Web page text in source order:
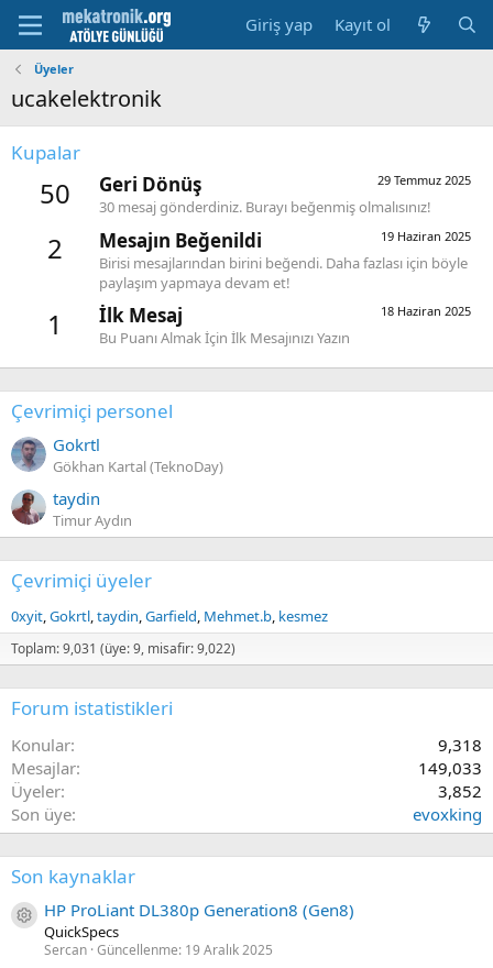
Giriş yap Kayıt ol
Üyeler
ucakelektronik
Kupalar
50 29 Temmuz 2025
Geri Dönüş
30 mesaj gönderdiniz. Burayı beğenmiş olmalısınız!
2 19 Haziran 2025
Mesajın Beğenildi
Birisi mesajlarından birini beğendi. Daha fazlası için böyle
paylaşım yapmaya devam et!
1 18 Haziran 2025
İlk Mesaj
Bu Puanı Almak İçin İlk Mesajınızı Yazın
Çevrimiçi personel
Gokrtl
Gökhan Kartal (TeknoDay)
taydin
Timur Aydın
Çevrimiçi üyeler
0xyit Gokrtl taydin Garfield Mehmet.b kesmez
Toplam: 9,031 (üye: 9, misafir: 9,022)
Forum istatistikleri
Konular
9,318
Mesajlar
149,033
Üyeler
3,852
Son üye
evoxking
Son kaynaklar
Kaynak ikon/amblem
HP ProLiant DL380p Generation8 (Gen8)
QuickSpecs
Sercan Güncellenme: 19 Aralık 2025